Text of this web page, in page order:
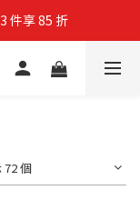
88 折
件享 85 折
88 折
72 個